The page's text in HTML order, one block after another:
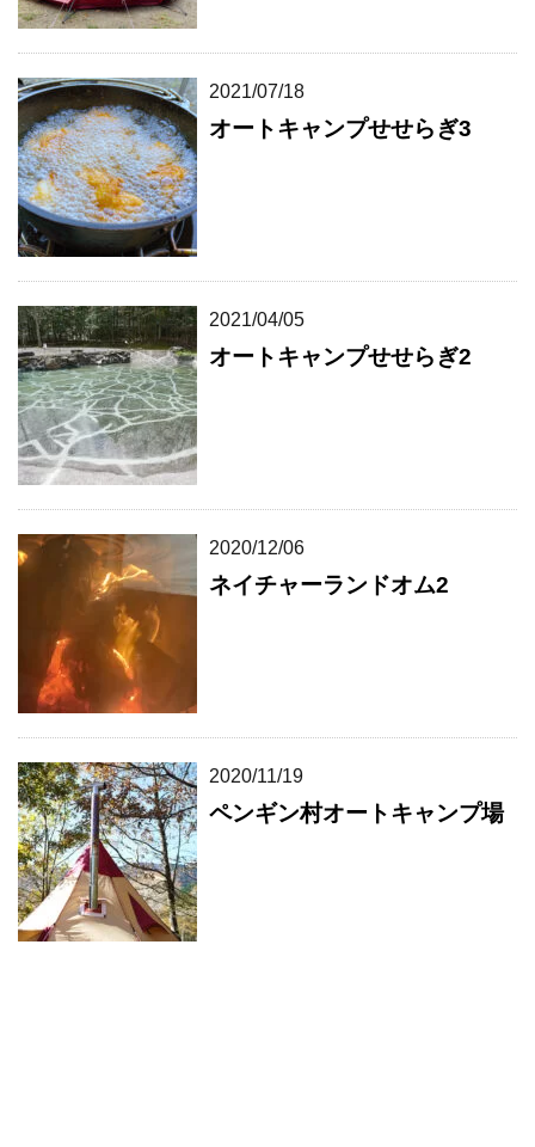
2021/07/18
オートキャンプせせらぎ3
2021/04/05
オートキャンプせせらぎ2
2020/12/06
ネイチャーランドオム2
2020/11/19
ペンギン村オートキャンプ場